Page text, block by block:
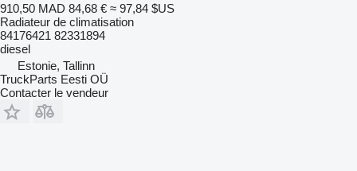
910,50 MAD 84,68 € ≈ 97,84 $US
Radiateur de climatisation
84176421 82331894
diesel
Estonie, Tallinn
TruckParts Eesti OÜ
Contacter le vendeur